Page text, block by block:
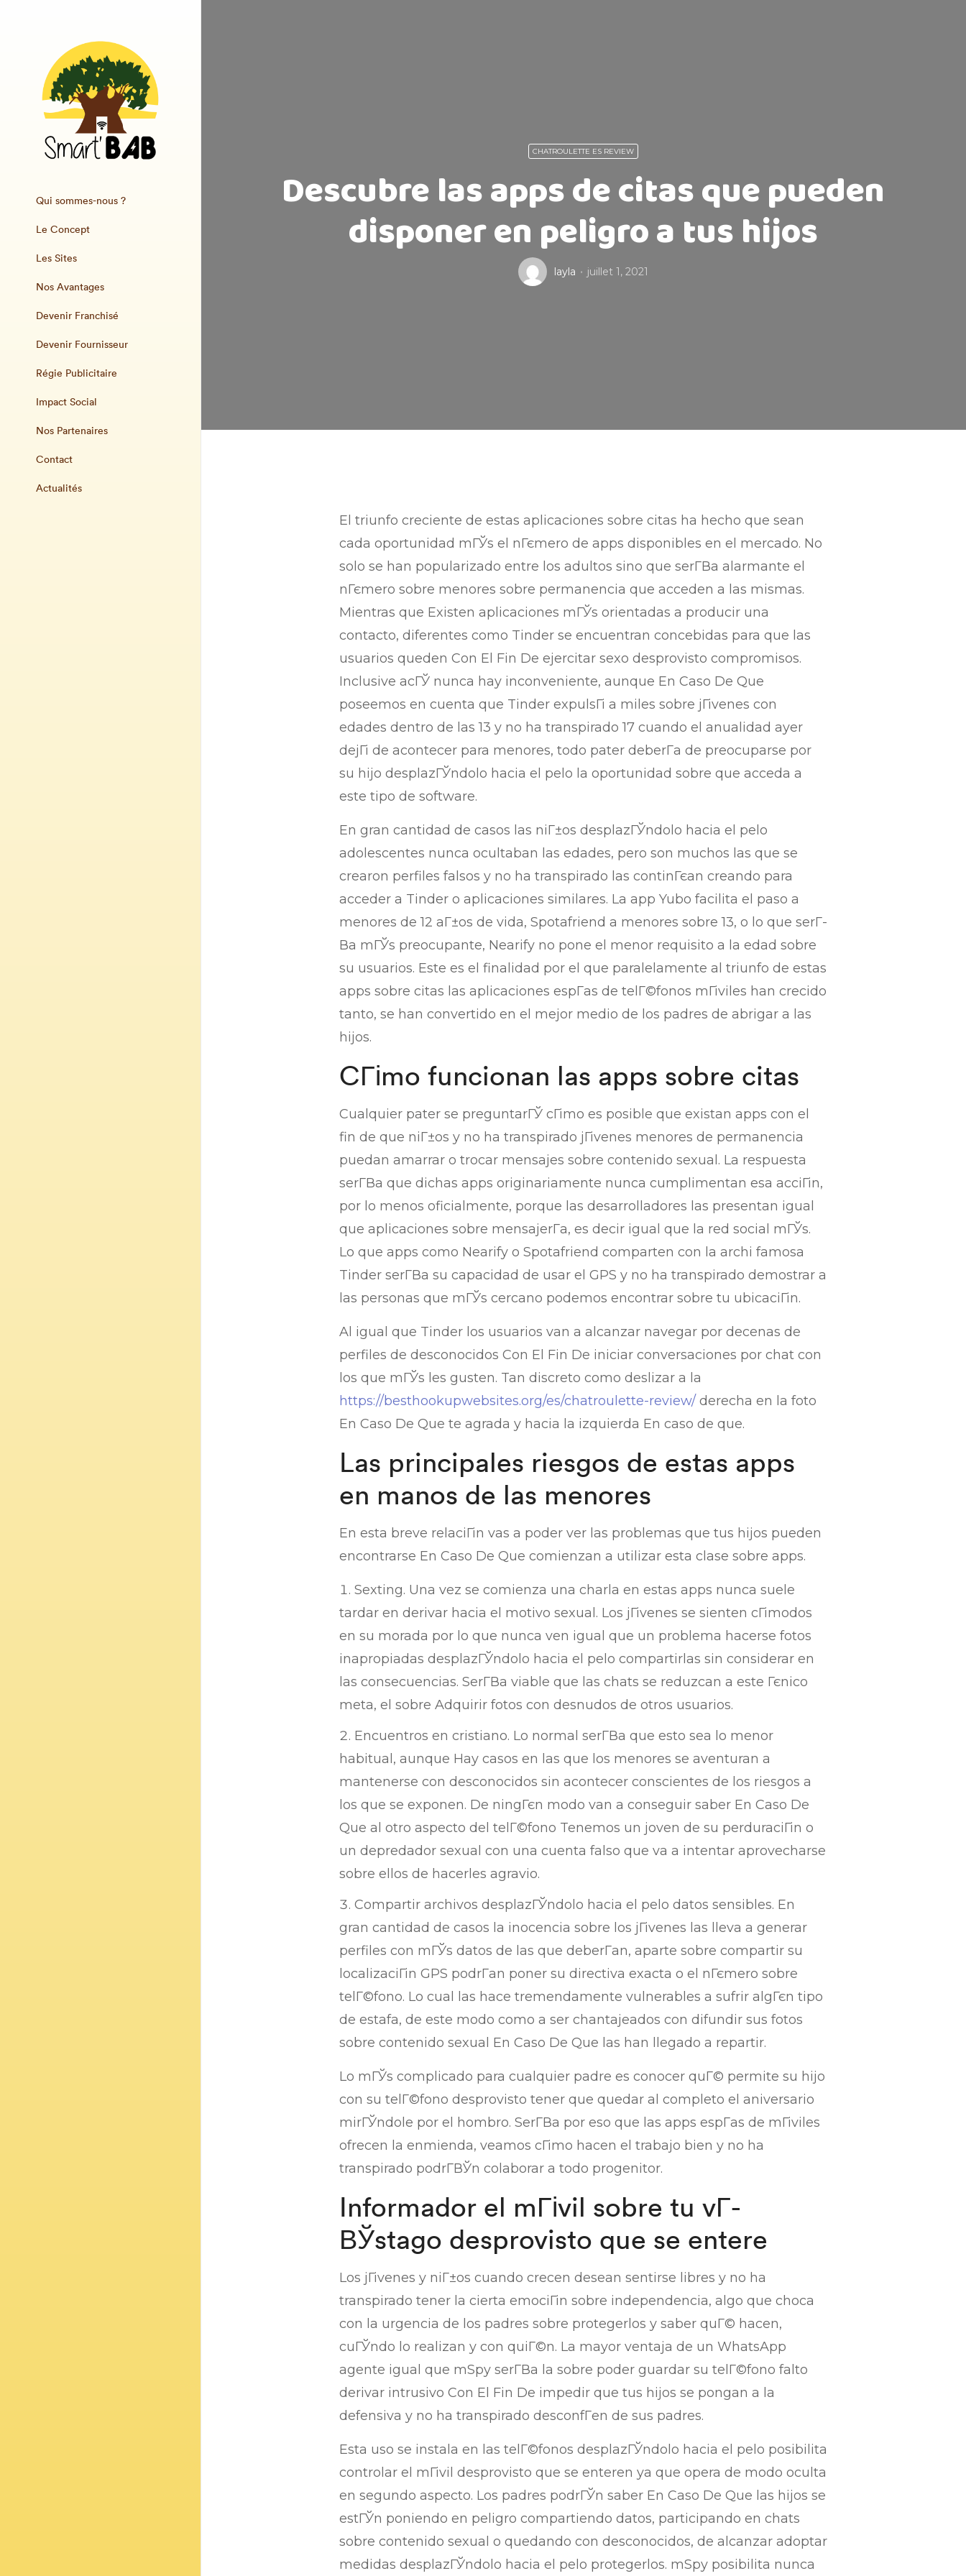
Qui sommes-nous ?
Le Concept
Les Sites
Nos Avantages
Devenir Franchisé
Devenir Fournisseur
Régie Publicitaire
Impact Social
Nos Partenaires
Contact
Actualités
CHATROULETTE ES REVIEW
Descubre las apps de citas que pueden
disponer en peligro a tus hijos
layla juillet 1, 2021
El triunfo creciente de estas aplicaciones sobre citas ha hecho que sean
cada oportunidad mГЎs el nГєmero de apps disponibles en el mercado. No
solo se han popularizado entre los adultos sino que serГ­В­a alarmante el
nГєmero sobre menores sobre permanencia que acceden a las mismas.
Mientras que Existen aplicaciones mГЎs orientadas a producir una
contacto, diferentes como Tinder se encuentran concebidas para que las
usuarios queden Con El Fin De ejercitar sexo desprovisto compromisos.
Inclusive acГЎ nunca hay inconveniente, aunque En Caso De Que
poseemos en cuenta que Tinder expulsГі a miles sobre jГіvenes con
edades dentro de las 13 y no ha transpirado 17 cuando el anualidad ayer
dejГі de acontecer para menores, todo pater deberГ­a de preocuparse por
su hijo desplazГЎndolo hacia el pelo la oportunidad sobre que acceda a
este tipo de software.
En gran cantidad de casos las niГ±os desplazГЎndolo hacia el pelo
adolescentes nunca ocultaban las edades, pero son muchos las que se
crearon perfiles falsos y no ha transpirado las continГєan creando para
acceder a Tinder o aplicaciones similares. La app Yubo facilita el paso a
menores de 12 aГ±os de vida, Spotafriend a menores sobre 13, o lo que serГ­
В­a mГЎs preocupante, Nearify no pone el menor requisito a la edad sobre
su usuarios. Este es el finalidad por el que paralelamente al triunfo de estas
apps sobre citas las aplicaciones espГ­as de telГ©fonos mГіviles han crecido
tanto, se han convertido en el mejor medio de los padres de abrigar a las
hijos.
CГіmo funcionan las apps sobre citas
Cualquier pater se preguntarГЎ cГіmo es posible que existan apps con el
fin de que niГ±os y no ha transpirado jГіvenes menores de permanencia
puedan amarrar o trocar mensajes sobre contenido sexual. La respuesta
serГ­В­a que dichas apps originariamente nunca cumplimentan esa acciГіn,
por lo menos oficialmente, porque las desarrolladores las presentan igual
que aplicaciones sobre mensajerГ­a, es decir igual que la red social mГЎs.
Lo que apps como Nearify o Spotafriend comparten con la archi famosa
Tinder serГ­В­a su capacidad de usar el GPS y no ha transpirado demostrar a
las personas que mГЎs cercano podemos encontrar sobre tu ubicaciГіn.
Al igual que Tinder los usuarios van a alcanzar navegar por decenas de
perfiles de desconocidos Con El Fin De iniciar conversaciones por chat con
los que mГЎs les gusten. Tan discreto como deslizar a la
https://besthookupwebsites.org/es/chatroulette-review/ derecha en la foto
En Caso De Que te agrada y hacia la izquierda En caso de que.
Las principales riesgos de estas apps
en manos de las menores
En esta breve relaciГіn vas a poder ver las problemas que tus hijos pueden
encontrarse En Caso De Que comienzan a utilizar esta clase sobre apps.
Sexting. Una vez se comienza una charla en estas apps nunca suele
tardar en derivar hacia el motivo sexual. Los jГіvenes se sienten cГіmodos
en su morada por lo que nunca ven igual que un problema hacerse fotos
inapropiadas desplazГЎndolo hacia el pelo compartirlas sin considerar en
las consecuencias. SerГ­В­a viable que las chats se reduzcan a este Гєnico
meta, el sobre Adquirir fotos con desnudos de otros usuarios.
Encuentros en cristiano. Lo normal serГ­В­a que esto sea lo menor
habitual, aunque Hay casos en las que los menores se aventuran a
mantenerse con desconocidos sin acontecer conscientes de los riesgos a
los que se exponen. De ningГєn modo van a conseguir saber En Caso De
Que al otro aspecto del telГ©fono Tenemos un joven de su perduraciГіn o
un depredador sexual con una cuenta falso que va a intentar aprovecharse
sobre ellos de hacerles agravio.
Compartir archivos desplazГЎndolo hacia el pelo datos sensibles. En
gran cantidad de casos la inocencia sobre los jГіvenes las lleva a generar
perfiles con mГЎs datos de las que deberГ­an, aparte sobre compartir su
localizaciГіn GPS podrГ­an poner su directiva exacta o el nГєmero sobre
telГ©fono. Lo cual las hace tremendamente vulnerables a sufrir algГєn tipo
de estafa, de este modo como a ser chantajeados con difundir sus fotos
sobre contenido sexual En Caso De Que las han llegado a repartir.
Lo mГЎs complicado para cualquier padre es conocer quГ© permite su hijo
con su telГ©fono desprovisto tener que quedar al completo el aniversario
mirГЎndole por el hombro. SerГ­В­a por eso que las apps espГ­as de mГіviles
ofrecen la enmienda, veamos cГіmo hacen el trabajo bien y no ha
transpirado podrГ­ВЎn colaborar a todo progenitor.
Informador el mГіvil sobre tu vГ­
ВЎstago desprovisto que se entere
Los jГіvenes y niГ±os cuando crecen desean sentirse libres y no ha
transpirado tener la cierta emociГіn sobre independencia, algo que choca
con la urgencia de los padres sobre protegerlos y saber quГ© hacen,
cuГЎndo lo realizan y con quiГ©n. La mayor ventaja de un WhatsApp
agente igual que mSpy serГ­В­a la sobre poder guardar su telГ©fono falto
derivar intrusivo Con El Fin De impedir que tus hijos se pongan a la
defensiva y no ha transpirado desconfГ­en de sus padres.
Esta uso se instala en las telГ©fonos desplazГЎndolo hacia el pelo posibilita
controlar el mГіvil desprovisto que se enteren ya que opera de modo oculta
en segundo aspecto. Los padres podrГЎn saber En Caso De Que las hijos se
estГЎn poniendo en peligro compartiendo datos, participando en chats
sobre contenido sexual o quedando con desconocidos, de alcanzar adoptar
medidas desplazГЎndolo hacia el pelo protegerlos. mSpy posibilita nunca